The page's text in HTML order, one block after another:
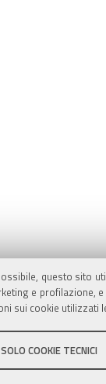
questo sito
e
sui cookie utilizzati
SOLO COOKIE TECNICI